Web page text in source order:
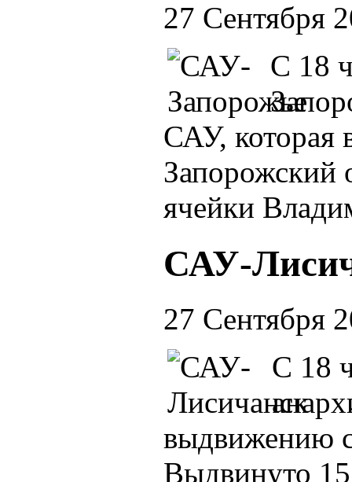
27 Сентября
С 18
САУ, которая
Запорожский
ячейки
САУ-
27 Сентября
С 18
выдвижению
Выдвинуто 15